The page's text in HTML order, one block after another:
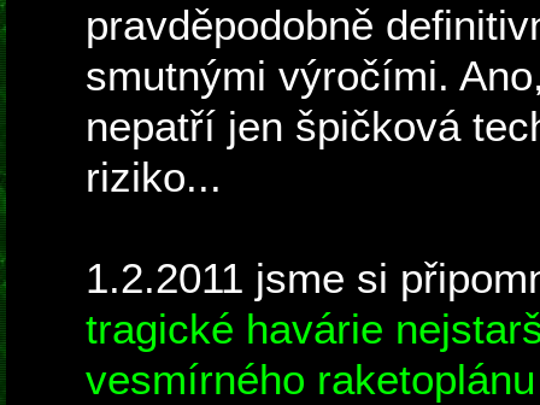
pravděpodobně
smutnými výročími.
nepatří jen špičková
riziko...
1.2.2011 jsme si
tragické havárie
vesmírného